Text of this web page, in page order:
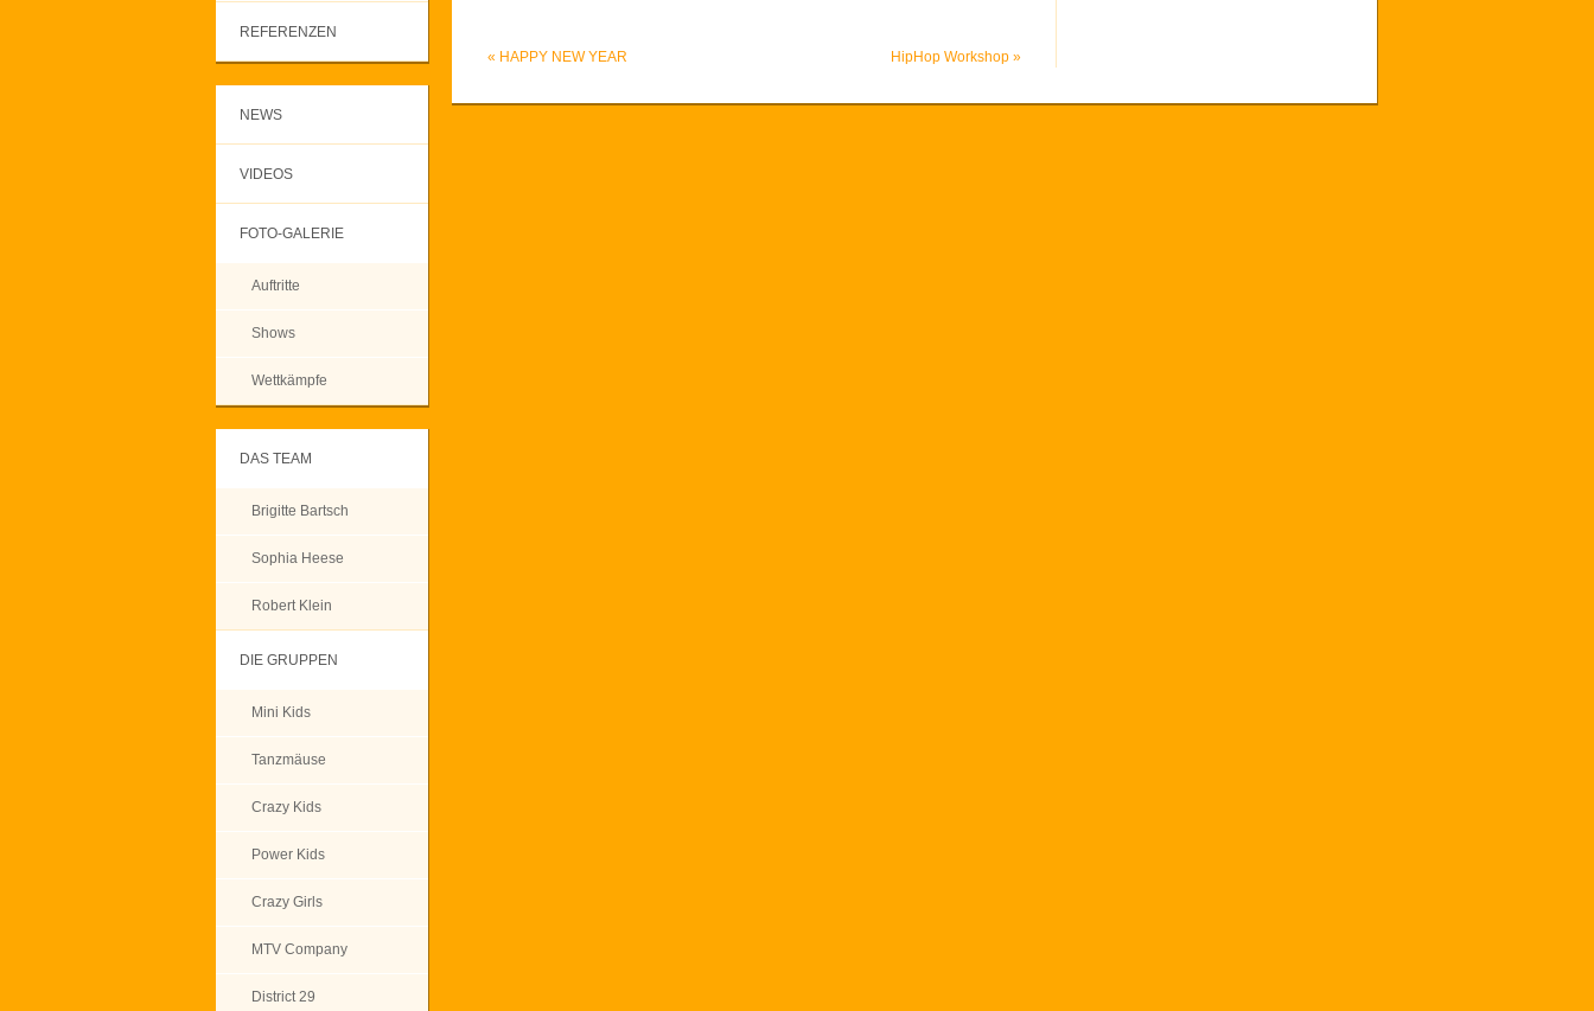
REFERENZEN
NEWS
VIDEOS
FOTO-GALERIE
Auftritte
Shows
Wettkämpfe
DAS TEAM
Brigitte Bartsch
Sophia Heese
Robert Klein
DIE GRUPPEN
Mini Kids
Tanzmäuse
Crazy Kids
Power Kids
Crazy Girls
MTV Company
District 29
« HAPPY NEW YEAR HipHop Workshop »